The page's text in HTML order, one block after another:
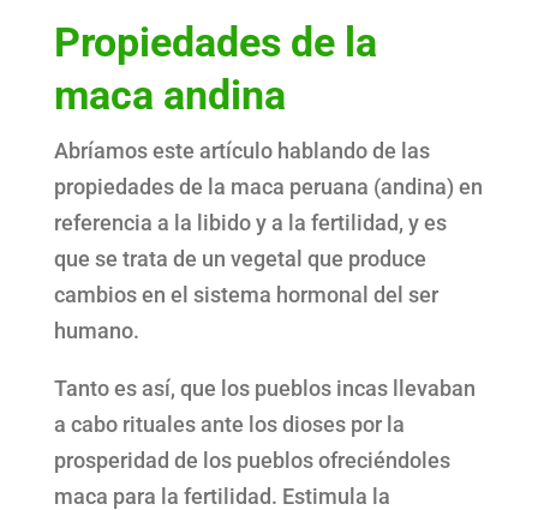
Propiedades de la
maca andina
Abríamos este artículo hablando de las
propiedades de la maca peruana (andina) en
referencia a la libido y a la fertilidad, y es
que se trata de un vegetal que produce
cambios en el sistema hormonal del ser
humano.
Tanto es así, que los pueblos incas llevaban
a cabo rituales ante los dioses por la
prosperidad de los pueblos ofreciéndoles
maca para la fertilidad. Estimula la